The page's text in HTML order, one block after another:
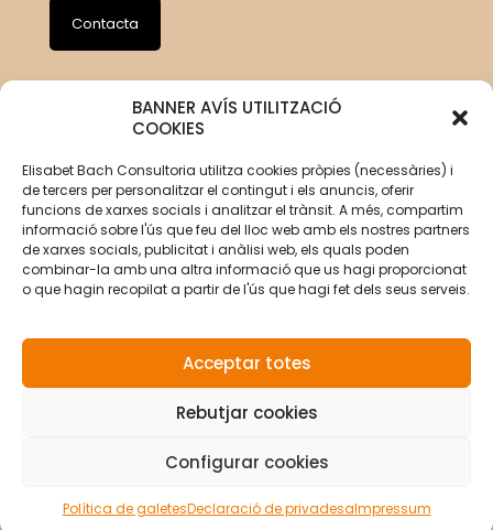
BANNER AVÍS UTILITZACIÓ
COOKIES
Elisabet Bach Consultoria utilitza cookies pròpies (necessàries) i
de tercers per personalitzar el contingut i els anuncis, oferir
funcions de xarxes socials i analitzar el trànsit. A més, compartim
informació sobre l'ús que feu del lloc web amb els nostres partners
de xarxes socials, publicitat i anàlisi web, els quals poden
combinar-la amb una altra informació que us hagi proporcionat
o que hagin recopilat a partir de l'ús que hagi fet dels seus serveis.
Acceptar totes
Rebutjar cookies
Configurar cookies
Política de galetesDeclaració de privadesaImpressum
Contacta
Política de privacitat|Política de cookies